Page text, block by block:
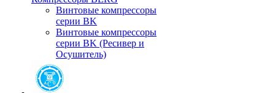
Винтовые компрессоры
серии BK
Винтовые компрессоры
серии BK (Ресивер и
Осушитель)